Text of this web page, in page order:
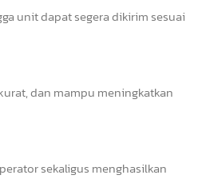
unit dapat segera dikirim sesuai
dan mampu meningkatkan
sekaligus menghasilkan